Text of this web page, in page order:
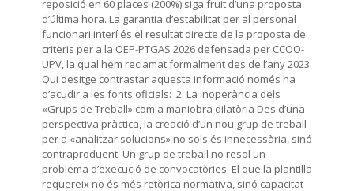
reposició en 60 places (200%) siga fruit d’una proposta
d’última hora. La garantia d’estabilitat per al personal
funcionari interí és el resultat directe de la proposta de
criteris per a la OEP-PTGAS 2026 defensada per CCOO-
UPV, la qual hem reclamat formalment des de l’any 2023.
Qui desitge contrastar aquesta informació només ha
d’acudir a les fonts oficials: 2. La inoperància dels
«Grups de Treball» com a maniobra dilatòria Des d’una
perspectiva pràctica, la creació d’un nou grup de treball
per a «analitzar solucions» no sols és innecessària, sinó
contraproduent. Un grup de treball no resol un
problema d’execució de convocatòries. El que la plantilla
requereix no és més retòrica normativa, sinó capacitat